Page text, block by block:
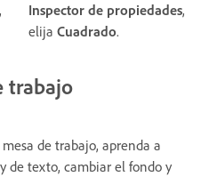
,
Inspector de propiedades,
elija Cuadrado.
trabajo
de trabajo, aprenda a
de texto, cambiar el fondo y